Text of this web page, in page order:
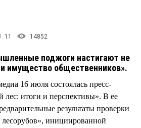
11 14852
поджоги настигают не
имущество общественников».
16 июля состоялась пресс-
лес: итоги и перспективы». В ее
результаты проверки
инициированной